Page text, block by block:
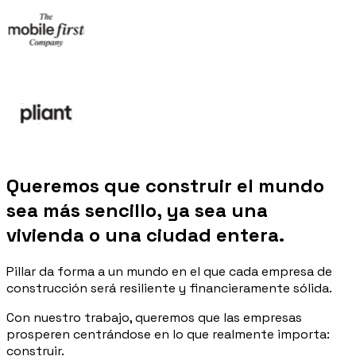
Queremos que construir el mundo
sea más sencillo, ya sea una
vivienda o una ciudad entera.
Pillar da forma a un mundo en el que cada empresa de
construcción será resiliente y financieramente sólida.
Con nuestro trabajo, queremos que las empresas
prosperen centrándose en lo que realmente importa:
construir.